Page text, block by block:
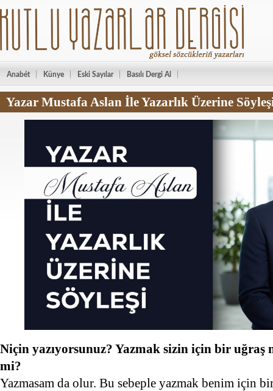
Anabét Künye Eski Sayılar Basılı Dergi Al
Yazar Mustafa Aslan İle Yazarlık Üzerine
Niçin yazıyorsunuz? Yazmak sizin için bir uğraş
mi?
Yazmasam da olur. Bu sebeple yazmak benim için